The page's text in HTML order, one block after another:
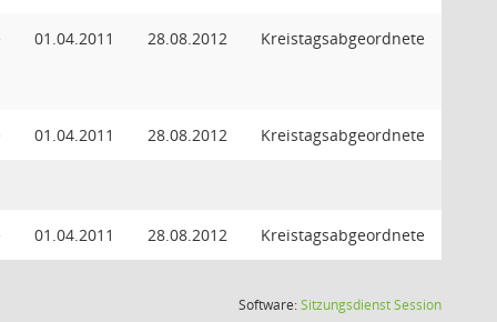
01.04.2011 28.08.2012 Kreistagsabgeordnete
01.04.2011 28.08.2012 Kreistagsabgeordnete
01.04.2011 28.08.2012 Kreistagsabgeordnete
Software:SitzungsdienstSession(Wird in